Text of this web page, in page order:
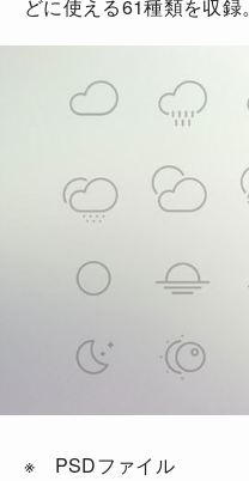
どに使える61種類を収録。
※ PSDファイル